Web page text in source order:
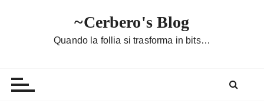
~Cerbero's Blog
Quando la follia si trasforma in bits…